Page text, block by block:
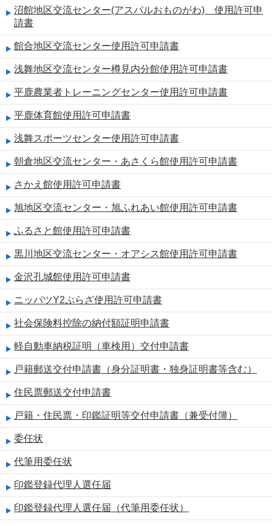
沼館地区交流センター(アスパルおものがわ) 使用許可申
請書
館合地区交流センター使用許可申請書
浅舞地区交流センター樽見内分館使用許可申請書
平鹿農業者トレーニングセンター使用許可申請書
平鹿体育館使用許可申請書
浅舞スポーツセンター使用許可申請書
朝倉地区交流センター・あさくら館使用許可申請書
さかえ館使用許可申請書
旭地区交流センター・旭ふれあい館使用許可申請書
ふるさと館使用許可申請書
黒川地区交流センター・オアシス館使用許可申請書
金沢孔城館使用許可申請書
ニッパツY2ぷらざ使用許可申請書
社会保険料控除の納付額証明申請書
軽自動車納税証明（車検用）交付申請書
戸籍郵送交付申請書（身分証明書・独身証明書等含む）
住民票郵送交付申請書
戸籍・住民票・印鑑証明等交付申請書（兼受付簿）
委任状
代筆用委任状
印鑑登録代理人選任届
印鑑登録代理人選任届（代筆用委任状）